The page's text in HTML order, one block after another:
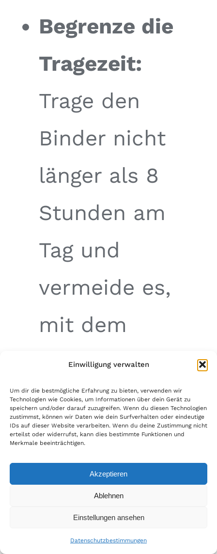
Einwilligung verwalten
Um dir die bestmögliche Erfahrung zu bieten, verwenden wir
Technologien wie Cookies, um Informationen über dein Gerät zu
speichern und/oder darauf zuzugreifen. Wenn du diesen Technologien
zustimmst, können wir Daten wie dein Surfverhalten oder eindeutige
IDs auf dieser Website verarbeiten. Wenn du deine Zustimmung nicht
erteilst oder widerrufst, kann dies bestimmte Funktionen und
Merkmale beeinträchtigen.
Akzeptieren
Ablehnen
Einstellungen ansehen
Datenschutzbestimmungen
Begrenze die
Tragezeit:
Trage den
Binder nicht
länger als 8
Stunden am
Tag und
vermeide es,
mit dem
Binder zu
schlafen. Dies
gibt deiner
Haut und
deinen
Muskeln die